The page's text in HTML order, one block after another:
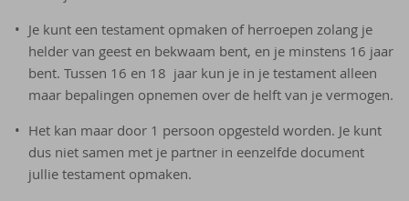
Je kunt een testament opmaken of herroepen zolang je
helder van geest en bekwaam bent, en je minstens 16 jaar
bent. Tussen 16 en 18 jaar kun je in je testament alleen
maar bepalingen opnemen over de helft van je vermogen.
Het kan maar door 1 persoon opgesteld worden. Je kunt
dus niet samen met je partner in eenzelfde document
jullie testament opmaken.